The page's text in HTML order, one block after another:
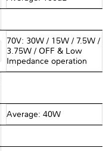
70V: 30W / 15W / 7.5W /
3.75W / OFF & Low
Impedance operation
Average: 40W